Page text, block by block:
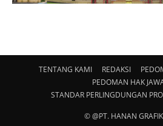
TENTANG KAMI REDAKSI
PEDOMAN HAK
STANDAR PERLINGDUNGAN
© @PT. HANAN